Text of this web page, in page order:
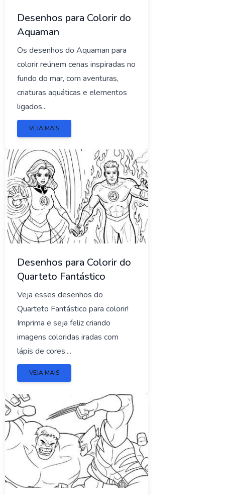
Desenhos para Colorir do
Aquaman
Os desenhos do Aquaman para
colorir reúnem cenas inspiradas no
fundo do mar, com aventuras,
criaturas aquáticas e elementos
ligados...
VEJA MAIS
Desenhos para Colorir do
Quarteto Fantástico
Veja esses desenhos do
Quarteto Fantástico para colorir!
Imprima e seja feliz criando
imagens coloridas iradas com
lápis de cores....
VEJA MAIS